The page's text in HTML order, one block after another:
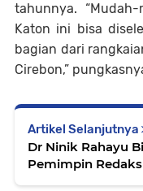
tahunnya.
Katon ini bisa
bagian dari
Cirebon,”
Artikel Selanjutnya
Dr Ninik Rahayu
Pemimpin